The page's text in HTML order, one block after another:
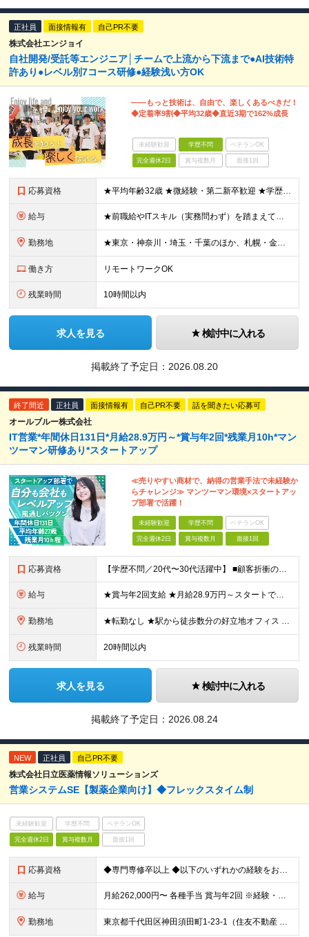
正社員 面接情報有 自己PR不要
株式会社エンジョイ
自社開発/受託等エンジニア│チームで上流から下流まで●AI技術特
許あり●レベル別7コース研修●経験浅い方OK
――もっと技術は、自由で、楽しくあるべきだ！
◆定着率9割◆平均32歳◆直近3期で162%成長
未経験歓迎 学歴不問 ベテランOK
完全週休2日 賞与複数月 面接1回
応募資格 ★平均年齢32歳 ★微経験・第二新卒歓迎 ★学歴不問 ★人柄重視の採用 ＊＊＊＊＊＊＊＊＊＊＊ ■ 何かしらのITエンジニアとしての経験をお持ちの方 （年数は問いません） ○IT事務やヘルプデスク
給与 ★前職給やITスキル（実務問わず）を踏まえて金額を決定します。 ＊＊＊＊＊＊＊＊＊＊＊ ▼エリアにより異なります ■東京本社 ：月給280,000円以上 ■札幌営業所：月給220,000円以上 ■
勤務地 ★東京・神奈川・埼玉・千葉のほか、札幌・金沢・福岡で募集！ （※転勤なし、リモートワークの可能性あり） ■本社 ￣￣￣ 東京都台東区上野6-1-11 平岡ビル9F ※本社または、一都三県のプロジェク
働き方 リモートワークOK
残業時間 10時間以内
求人を見る 検討中に入れる
掲載終了予定日： 2026.08.20
終了間近 正社員 面接情報有 自己PR不要 話を聞きたい応募可
オールブルー株式会社
IT営業*年間休日131日*月給28.9万円～*賞与年2回*残業月10h*マン
ツーマン研修あり*スタートアップ
≪売りやすい商材で、納得の営業手法で未経験か
らチャレンジ≫ マンツーマン環境×スタートアッ
プ部署で活躍！
未経験歓迎 学歴不問 ベテランOK
完全週休2日 賞与複数月 面接1回
応募資格 【学歴不問／20代〜30代活躍中】 ■顧客折衝の経験をお持ちの方、 またはソリューション営業の経験をお持ちの方 （業界・年数不問） IT業界の知識がない方も大歓迎！ 前職での営業経験やコミュニケ
給与 ★賞与年2回支給 ★月給28.9万円～スタートできる ★資格取得支援制度あり！ 月給28万9,000円〜36万8,000円＋賞与年2回＋諸手当 ※経験や能力等を考慮し、当社規定により決定します。
勤務地 ★転勤なし ★駅から徒歩数分の好立地オフィス 【本社】 東京都品川区北品川3-6-2 品川MSビル3階 ※(変更の範囲)上記を除く当社関連勤務地
残業時間 20時間以内
求人を見る 検討中に入れる
掲載終了予定日： 2026.08.24
NEW 正社員 自己PR不要
株式会社日立医薬情報ソリューションズ
営業システムSE【製薬企業向け】◆フレックスタイム制
未経験歓迎 学歴不問 ベテランOK
完全週休2日 賞与複数月 面接1回
応募資格 ◆専門専修卒以上 ◆以下のいずれかの経験をお持ちの方 ・要件定義工程～本番稼働までのシステム開発における一連の工程を経験したことがある方 ・5～10名/月規模相当のプロジェクト管理経験、顧客折衝経験を
給与 月給262,000円〜 各種手当 賞与年2回 ※経験・能力などを考慮し、決定します ※時間外手当は残業時間に応じて別途支給します ※試用期間3ヶ月あり（期間中の待遇に差異はありません） 想定年収：5
勤務地 東京都千代田区神田須田町1-23-1（住友不動産 神田ビル2号館 19F） ◆リモートワーク有 ＜変更の範囲＞ 会社の定める場所（在宅勤務及びサテライトオフィス勤務制度に定める就業場所を含む)